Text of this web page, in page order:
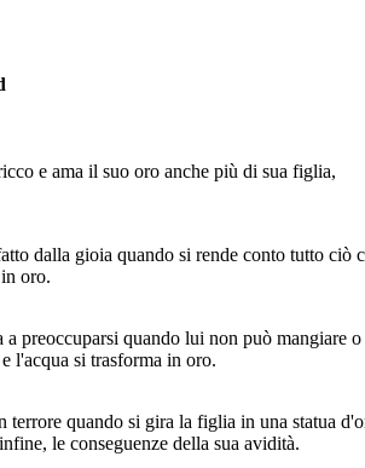
e ama il suo oro anche più di sua figlia,
dalla gioia quando si rende conto tutto ciò
oro.
preoccuparsi quando lui non può mangiare o
l'acqua si trasforma in oro.
terrore quando si gira la figlia in una statua
le conseguenze della sua avidità.